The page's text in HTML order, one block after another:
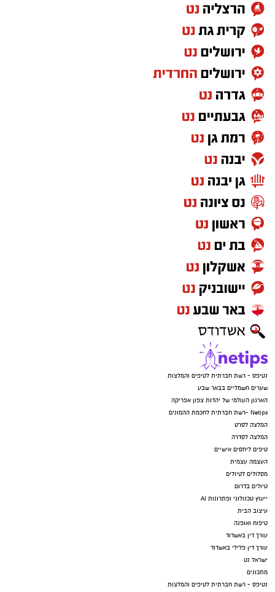
נטיפס - רשת חברתית לטיפים והמלצות
שערים חשמליים בבאר שבע
הארגון העולמי של יהדות צפון אפריקה
Netips -רשת חברתית לחכמת ההמונים
המלצה לסרט
המלצה לסדרה
טיפים ליחסים אישיים
העצמה עצמית
מסלולים לטיולים
טיולים בדרום
ייעוץ טכנולוגי ופתרונות AI
עיצוב הבית
טיפוח ואופנה
עורך דין באשדוד
עורך דין פלילי באשדוד
ישראל נט
מתכונים
נטיפס - רשת חברתית לטיפים והמלצות